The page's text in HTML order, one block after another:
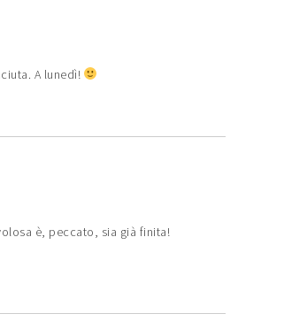
A lunedì!
è, peccato, sia già finita!